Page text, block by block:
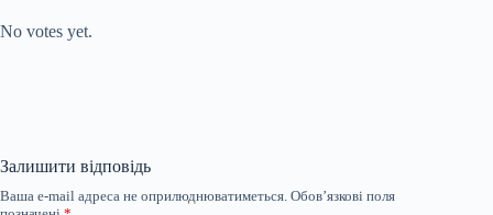
No votes yet.
Залишити відповідь
Ваша e-mail адреса не оприлюднюватиметься. Обов’язкові поля